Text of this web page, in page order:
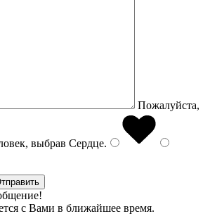
Пожалуйста,
выбрав Сердце.
с Вами в ближайшее время.